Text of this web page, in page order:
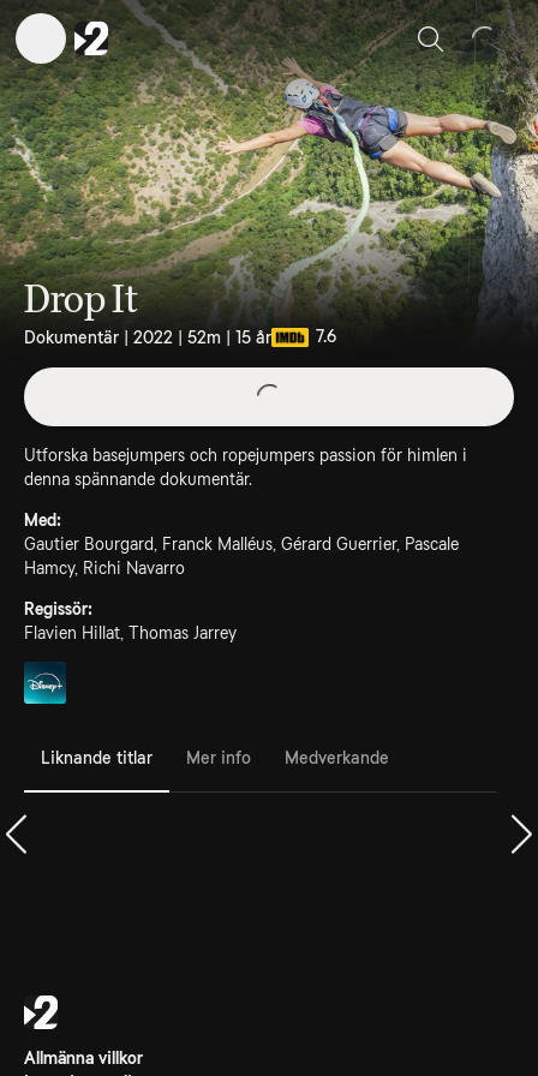
Sök
Drop It
Dokumentär | 2022 | 52m | 15 år 7.6
Utforska basejumpers och ropejumpers passion för himlen i
denna spännande dokumentär.
Med:
Gautier Bourgard, Franck Malléus, Gérard Guerrier, Pascale
Hamcy, Richi Navarro
Regissör:
Flavien Hillat, Thomas Jarrey
Liknande titlar Mer info Medverkande
Allmänna villkor